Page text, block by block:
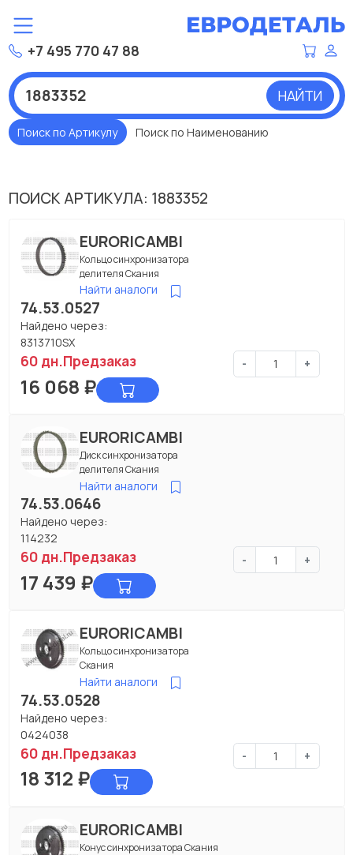
+7 495 770 47 88
НАЙТИ
Поиск по Артикулу Поиск по Наименованию
ПОИСК АРТИКУЛА: 1883352
EURORICAMBI
Кольцо синхронизатора
делителя Скания
Найти аналоги
74.53.0527
Найдено через:
8313710SX
60 дн.Предзаказ - +
16 068 ₽
EURORICAMBI
Диск синхронизатора
делителя Скания
Найти аналоги
74.53.0646
Найдено через:
114232
60 дн.Предзаказ - +
17 439 ₽
EURORICAMBI
Кольцо синхронизатора
Скания
Найти аналоги
74.53.0528
Найдено через:
0424038
60 дн.Предзаказ - +
18 312 ₽
EURORICAMBI
Конус синхронизатора Скания